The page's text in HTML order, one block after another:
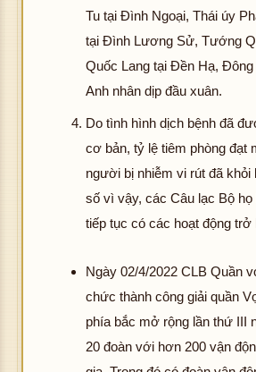
Tu tại Đình Ngoại, Thái úy
tại Đình Lương Sử, Tướng
Quốc Lang tại Đền Hạ,
Anh nhân dịp đầu xuân.
Do tình hình dịch bệnh đã
cơ bản, tỷ lệ tiêm phòng đạt
người bị nhiễm vi rút đã khỏi
số vì vậy, các Câu lạc Bộ
tiếp tục có các hoạt động trở
Ngày 02/4/2022 CLB Quần
chức thành công giải quần
phía bắc mở rộng lần thứ III
20 đoàn với hơn 200 vận